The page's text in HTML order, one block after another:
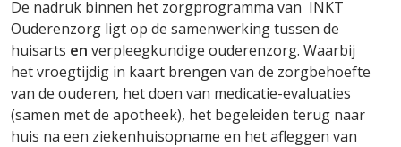
De nadruk binnen het zorgprogramma van INKT
Ouderenzorg ligt op de samenwerking tussen de
huisarts en verpleegkundige ouderenzorg. Waarbij
het vroegtijdig in kaart brengen van de zorgbehoefte
van de ouderen, het doen van medicatie-evaluaties
(samen met de apotheek), het begeleiden terug naar
huis na een ziekenhuisopname en het afleggen van